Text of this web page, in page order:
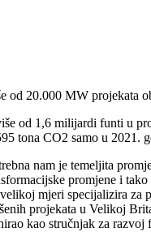
od 20.000 MW projekata
od 1,6 milijardi funti u
tona CO2 samo u 2021.
nam je temeljita
promjene i
mjeri specijalizira za
projekata u Velikoj
kao stručnjak za razvoj